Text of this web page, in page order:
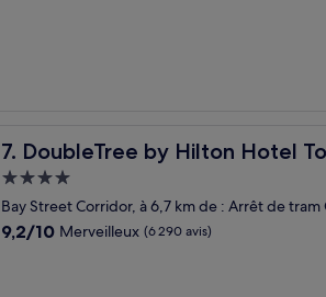
7. DoubleTree by Hilton Hotel
DoubleTree by Hilton Hotel Toronto
Hébergement
4.0 étoiles
Bay Street Corridor, à 6,7 km de : Arrêt de
9.2
9,2/10 Merveilleux (6 290 avis)